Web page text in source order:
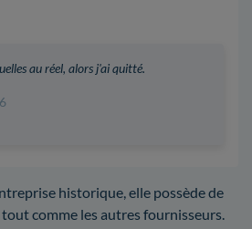
au réel, alors j'ai quitté.
historique, elle possède de
comme les autres fournisseurs.